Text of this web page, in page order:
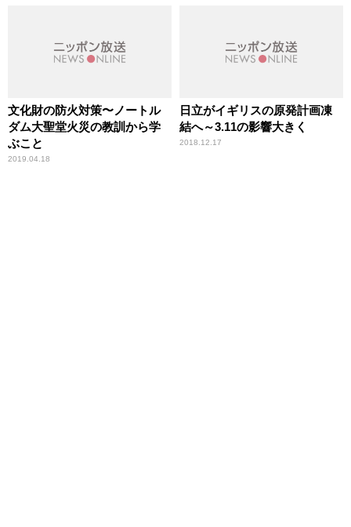
文化財の防火対策〜ノートル
ダム大聖堂火災の教訓から学
ぶこと
2019.04.18
日立がイギリスの原発計画凍
結へ～3.11の影響大きく
2018.12.17